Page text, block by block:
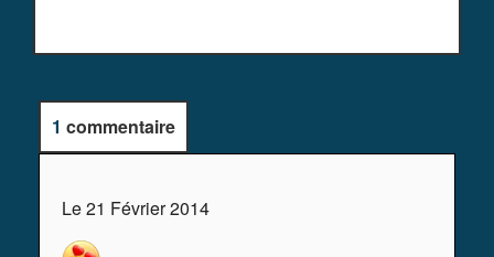
1 commentaire
Le 21 Février 2014